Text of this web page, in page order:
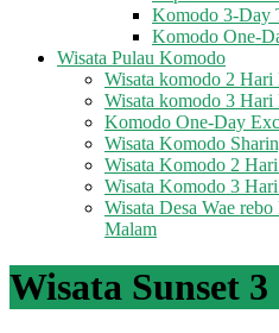
Komodo 3-Day
Komodo One-
Wisata Pulau Komodo
Wisata komodo 2 Hari
Wisata komodo 3 Hari
Komodo One-Day
Wisata Komodo
Wisata Komodo 2
Wisata Komodo 3
Wisata Desa Wae
Malam
Wisata Sunset